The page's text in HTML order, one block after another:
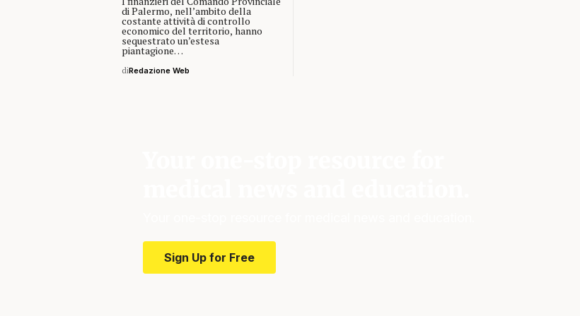
di Palermo, nell’ambito della
costante attività di controllo
economico del territorio, hanno
sequestrato un’estesa
piantagione…
diRedazione Web
Sign Up for Free